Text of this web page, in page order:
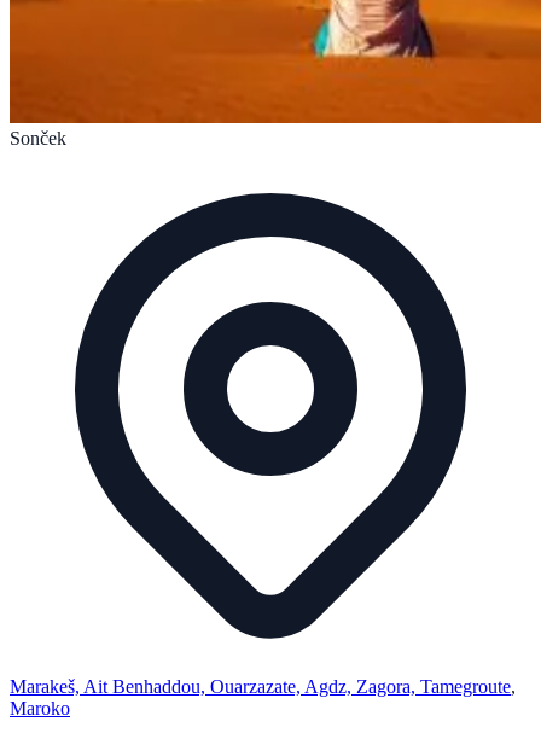
Sonček
Marakeš, Ait Benhaddou, Ouarzazate, Agdz, Zagora, Tamegroute,
Maroko